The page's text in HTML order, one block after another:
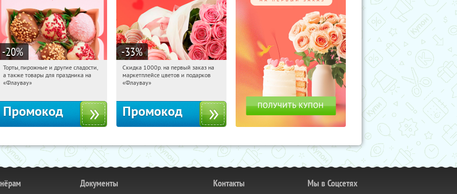
-20%
09:02:23 Получили:
Россия
Торты, пирожные и другие сладости,
а также товары для праздника на
«Флаувау»
Промокод
-33%
09:02:23 Получили:
Россия
Скидка 1000р. на первый заказ на
маркетплейсе цветов и подарков
«Флаувау»
Промокод
Документы Контакты Мы в Соцсетях